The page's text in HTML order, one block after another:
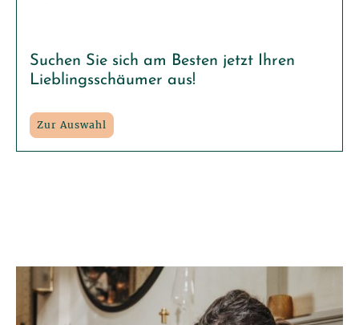
Suchen Sie sich am Besten jetzt Ihren
Lieblingsschäumer aus!
Zur Auswahl